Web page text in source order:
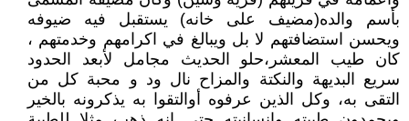
بأسم والده(مضيف على خانه) يستقبل فيه ضيوفه
ويحسن استضافتهم لا بل ويبالغ في اكرامهم وخدمتهم ،
كان طيب المعشر،حلو الحديث مجامل لأبعد الحدود
سريع البديهة والنكتة والمزاح نال ود و محبة كل من
التقى به، وكل الذين عرفوه أوالتقوا به يذكرونه بالخير